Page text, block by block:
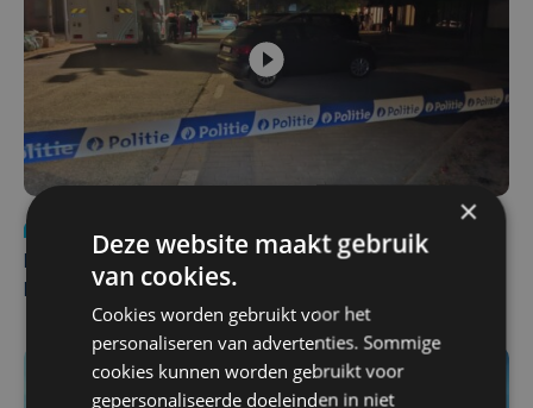
di 4 augustus | 09:32
Man en vrouw dood aangetroffen in woning in Sint-
Pieters Brugge
×
Deze website maakt gebruik
van cookies.
Cookies worden gebruikt voor het
personaliseren van advertenties. Sommige
cookies kunnen worden gebruikt voor
gepersonaliseerde doeleinden in niet